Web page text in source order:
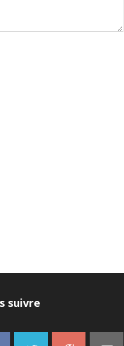
suivre